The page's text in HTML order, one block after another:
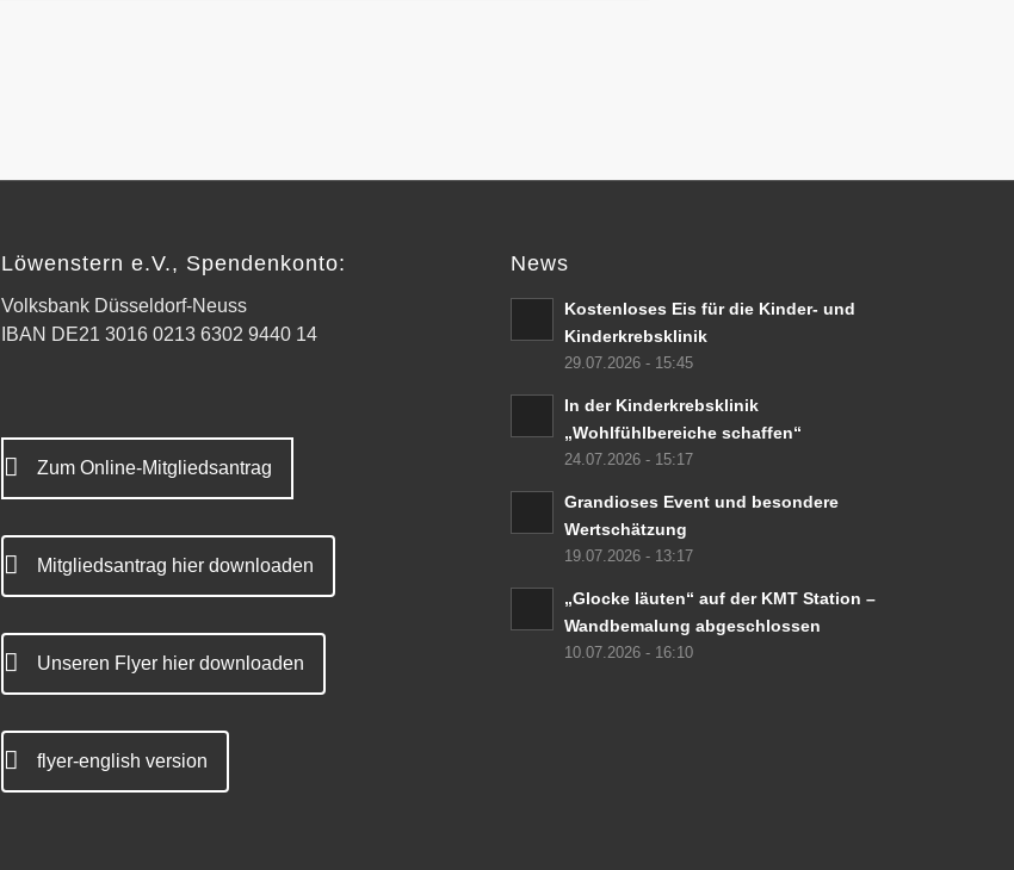
Löwenstern e.V., Spendenkonto:
Volksbank Düsseldorf-Neuss
IBAN DE21 3016 0213 6302 9440 14
Zum Online-Mitgliedsantrag
Mitgliedsantrag hier downloaden
Unseren Flyer hier downloaden
flyer-english version
News
Kostenloses Eis für die Kinder- und
Kinderkrebsklinik
29.07.2026 - 15:45
In der Kinderkrebsklinik
„Wohlfühlbereiche schaffen“
24.07.2026 - 15:17
Grandioses Event und besondere
Wertschätzung
19.07.2026 - 13:17
„Glocke läuten“ auf der KMT Station –
Wandbemalung abgeschlossen
10.07.2026 - 16:10